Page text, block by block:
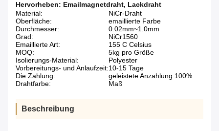
Hervorheben: Emailmagnetdraht, Lackdraht
Material:
NiCr-Draht
Oberfläche:
emaillierte Farbe
Durchmesser:
0.02mm~1.0mm
Grad:
NiCr1560
Emaillierte Art:
155 C Celsius
MOQ:
5kg pro Größe
Isolierungs-Material:
Polyester
Vorbereitungs- und Anlaufzeit:10-15 Tage
Die Zahlung:
geleistete Anzahlung 100%
Drahtfarbe:
Maß
Beschreibung